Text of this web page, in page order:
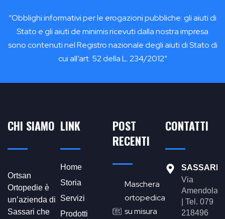
“Obblighi informativi per le erogazioni pubbliche: gli aiuti di
Stato e gli aiuti de minimis ricevuti dalla nostra impresa
sono contenuti nel Registro nazionale degli aiuti di Stato di
cui all’art. 52 della L. 234/2012”
CHI SIAMO
Ortsan
Ortopedie è
un’azienda di
Sassari che
LINK
Home
Storia
Servizi
Prodotti
POST
RECENTI
Maschera
ortopedica
su misura
CONTATTI
SASSARI
Via
| Tel. 079
218496